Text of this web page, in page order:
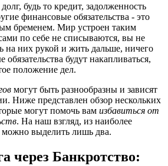
будь то кредит, задолженность
финансовые обязательства - это
бременем. Мир устроен таким
по себе не списываются, вы не
на них рукой и жить дальше, ничего
обязательства будут накапливаться,
положение дел.
могут быть разнообразны и зависят
Ниже представлен обзор нескольких
могут помочь вам избавиться от
. На наш взгляд, из наиболее
выделить лишь два.
через Банкротство: